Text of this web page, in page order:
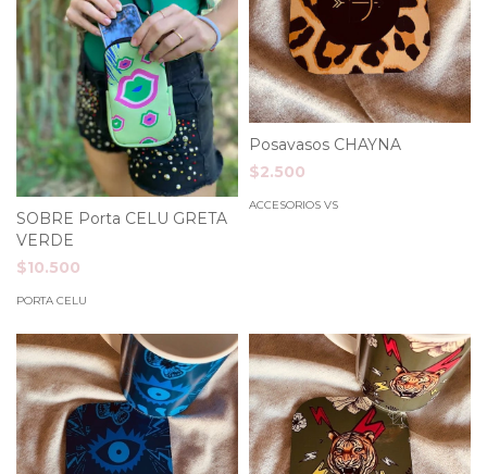
SOBRE Porta CELU GRETA
VERDE
$10.500
PORTA CELU
Posavasos CHAYNA
$2.500
ACCESORIOS VS